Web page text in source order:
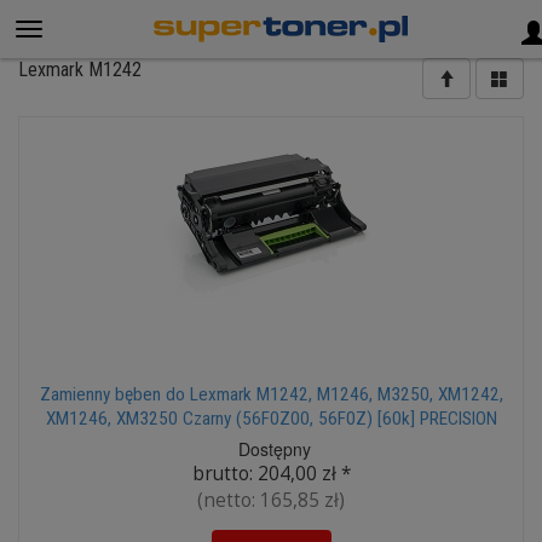
Lexmark M1242
Zamienny bęben do Lexmark M1242, M1246, M3250, XM1242,
XM1246, XM3250 Czarny (56F0Z00, 56F0Z) [60k] PRECISION
Dostępny
brutto: 204,00 zł*
(netto: 165,85 zł)